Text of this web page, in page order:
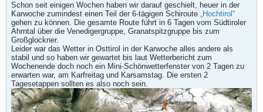
Schon seit einigen Wochen haben wir darauf geschielt, heuer in der
Karwoche zumindest einen Teil der 6-tägigen Schiroute „Hochtirol“
gehen zu können. Die gesamte Route führt in 6 Tagen vom Südtiroler
Ahrntal über die Venedigergruppe, Granatspitzgruppe bis zum
Großglockner.
Leider war das Wetter in Osttirol in der Karwoche alles andere als
stabil und so haben wir gewartet bis laut Wetterbericht zum
Wochenende doch noch ein Mini-Schönwetterfenster von 2 Tagen zu
erwarten war, am Karfreitag und Karsamstag. Die ersten 2
Tagesetappen sollten es also noch sein.